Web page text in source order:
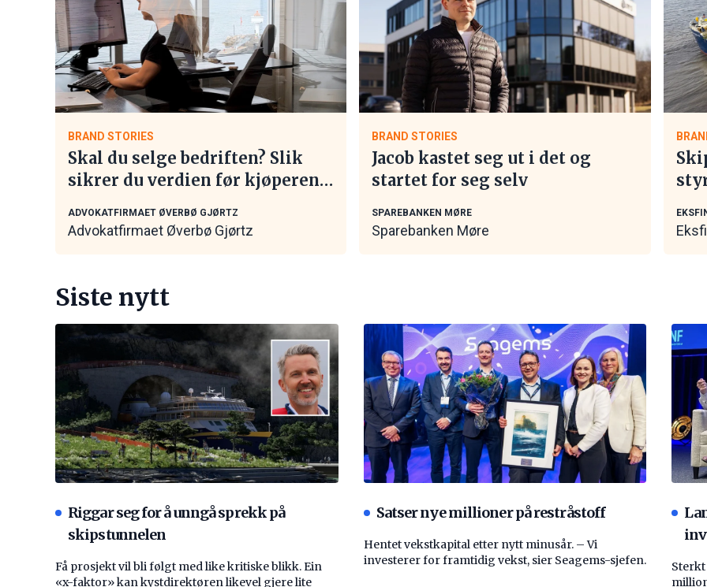
BRAND STORIES
Skal du selge bedriften? Slik
sikrer du verdien før kjøperen
ADVOKATFIRMAET ØVERBØ GJØRTZ
Advokatfirmaet Øverbø Gjørtz
BRAND STORIES
Jacob kastet seg ut i det og
startet for seg selv
SPAREBANKEN MØRE
Sparebanken Møre
Siste nytt
Riggar seg for å unngå sprekk på
skipstunnelen
Få prosjekt vil bli følgt med like kritiske blikk. Ein
«x-faktor» kan kystdirektøren likevel gjere lite
Satser nye millioner på restråstoff
Hentet vekstkapital etter nytt minusår. – Vi
investerer for framtidig vekst, sier Seagems-sjefen.